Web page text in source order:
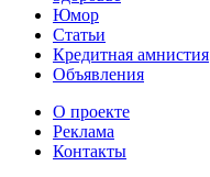
Юмор
Статьи
Кредитная амнистия
Объявления
О проекте
Реклама
Контакты